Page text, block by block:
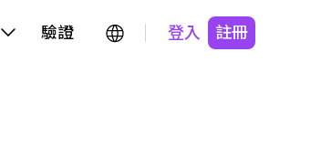
驗證 登入 註冊